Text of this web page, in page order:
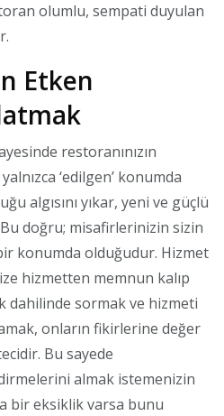
olumlu, sempati duyulan
Etken
restoranınızın
‘edilgen’ konumda
algısını yıkar, yeni ve güçlü
doğru; misafirlerinizin sizin
konumda olduğudur. Hizmet
hizmetten memnun kalıp
dahilinde sormak ve hizmeti
onların fikirlerine değer
Bu sayede
almak istemenizin
bir eksiklik varsa bunu